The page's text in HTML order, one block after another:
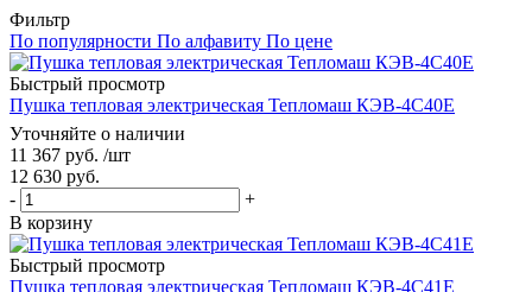
Фильтр
По популярности По алфавиту По цене
Быстрый просмотр
Пушка тепловая электрическая Тепломаш КЭВ-4С40Е
Уточняйте о наличии
11 367 руб. /шт
12 630 руб.
-
+
В корзину
Быстрый просмотр
Пушка тепловая электрическая Тепломаш КЭВ-4С41Е